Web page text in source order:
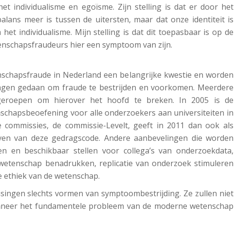
individualisme en egoïsme. Zijn stelling is dat er door het
meer is tussen de uitersten, maar dat onze identiteit is
individualisme. Mijn stelling is dat dit toepasbaar is op de
hier een symptoom van zijn.
in Nederland een belangrijke kwestie en worden
gedaan om fraude te bestrijden en voorkomen. Meerdere
om hierover het hoofd te breken. In 2005 is de
voor alle onderzoekers aan universiteiten in
de commissie-Levelt, geeft in 2011 dan ook als
van deze gedragscode. Andere aanbevelingen die worden
en beschikbaar stellen voor collega’s van onderzoekdata,
benadrukken, replicatie van onderzoek stimuleren
van de wetenschap.
slechts vormen van symptoombestrijding. Ze zullen niet
het fundamentele probleem van de moderne wetenschap